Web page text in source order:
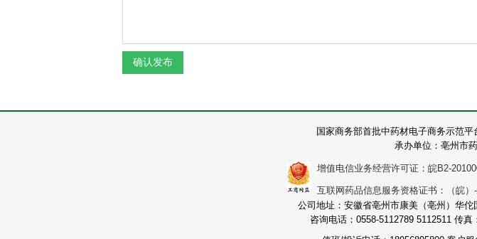
国家商务部首批中药材电子商务示范
承办单位：亳州市
增值电信业务经营许可证：皖B2-
互联网药品信息服务资格证书：（皖
公司地址：安徽省亳州市康美（亳州）华
咨询电话：0558-5112789 5112511 传